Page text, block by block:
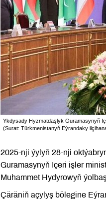
Ykdysady Hyzmatdaşlyk Guramasynyň
(Surat: Türkmenistanyň Eýrandaky
2025-nji ýylyň 28-nji
Guramasynyň Içeri işler
Muhammet Hydyrowyň
Çäräniň açylyş bölegine